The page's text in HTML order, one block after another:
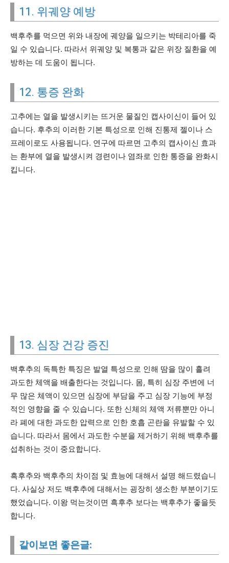
11. 위궤양 예방
백후추를 먹으면 위와 내장에 궤양을 일으키는 박테리아를 죽
일 수 있습니다. 따라서 위궤양 및 복통과 같은 위장 질환을 예
방하는 데 도움이 됩니다.
12. 통증 완화
고추에는 열을 발생시키는 뜨거운 물질인 캡사이신이 들어 있
습니다. 후추의 이러한 기본 특성으로 인해 진통제 젤이나 스
프레이로도 사용됩니다. 연구에 따르면 고추의 캡사이신 효과
는 환부에 열을 발생시켜 경련이나 염좌로 인한 통증을 완화시
킵니다.
13. 심장 건강 증진
백후추의 독특한 특징은 발열 특성으로 인해 땀을 많이 흘려
과도한 체액을 배출한다는 것입니다. 몸, 특히 심장 주변에 너
무 많은 체액이 있으면 심장에 부담을 주고 심장 기능에 부정
적인 영향을 줄 수 있습니다. 또한 신체의 체액 저류뿐만 아니
라 폐에 대한 과도한 압력으로 인한 호흡 곤란을 유발할 수 있
습니다. 따라서 몸에서 과도한 수분을 제거하기 위해 백후추를
섭취하는 것이 중요합니다.
흑후추와 백후추의 차이점 및 효능에 대해서 설명 해드렸습니
다. 사실상 저도 백후추에 대해서는 굉장히 생소한 부분이기도
했었습니다. 이왕 먹는것이면 흑후추 보다는 백후추가 좋을듯
합니다.
같이보면 좋은글: